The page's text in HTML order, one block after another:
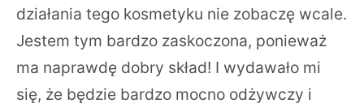
działania tego kosmetyku nie zobaczę wcale.
Jestem tym bardzo zaskoczona, ponieważ
ma naprawdę dobry skład! I wydawało mi
się, że będzie bardzo mocno odżywczy i